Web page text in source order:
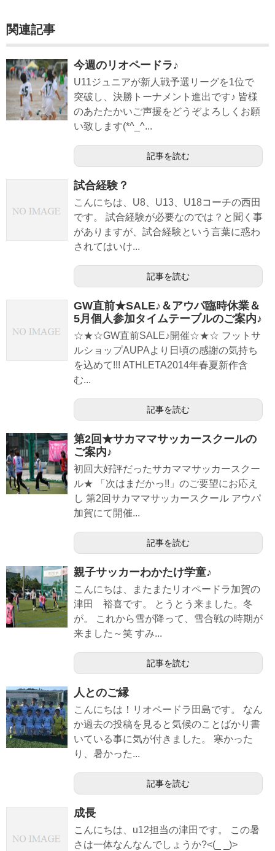
関連記事
今週のリオペードラ♪
U11ジュニアが新人戦予選リーグを1位で
突破し、決勝トーナメント進出です♪ 皆様
のあたたかいご声援をどうぞよろしくお願
い致します(*^_^...
記事を読む
試合経験？
こんにちは、U8、U13、U18コーチの西田
です。 試合経験が必要なのでは？と聞く事
がありますが、試合経験という言葉に惑わ
されてはいけ...
記事を読む
GW直前★SALE♪＆アウパ臨時休業＆
5月個人参加タイムテーブルのご案内♪
☆★☆GW直前SALE♪開催☆★☆ フットサ
ルショップAUPAより日頃の感謝の気持ち
を込めて!!! ATHLETA2014年春夏新作含
む...
記事を読む
第2回★サカママサッカースクールの
ご案内♪
初回大好評だったサカママサッカースクー
ル★ 「次はまだかっ!!」のご要望にお応え
し 第2回サカママサッカースクール アウパ
加賀にて開催...
記事を読む
親子サッカーわかたけ学童♪
こんにちは、またまたリオペードラ加賀の
津田 裕喜です。 とうとう来ました。冬
が。 これから雪が降って、雪合戦の時期が
来ました～笑 すみ...
記事を読む
人とのご縁
こんにちは！リオペードラ田島です。 なん
か過去の投稿を見ると気候のことばかり書
いている事に気が付きました。 寒かった
り、暑かった...
記事を読む
成長
こんにちは、u12担当の津田です。 この暑
さは一体なんなんでしょうか?<(_ _)>